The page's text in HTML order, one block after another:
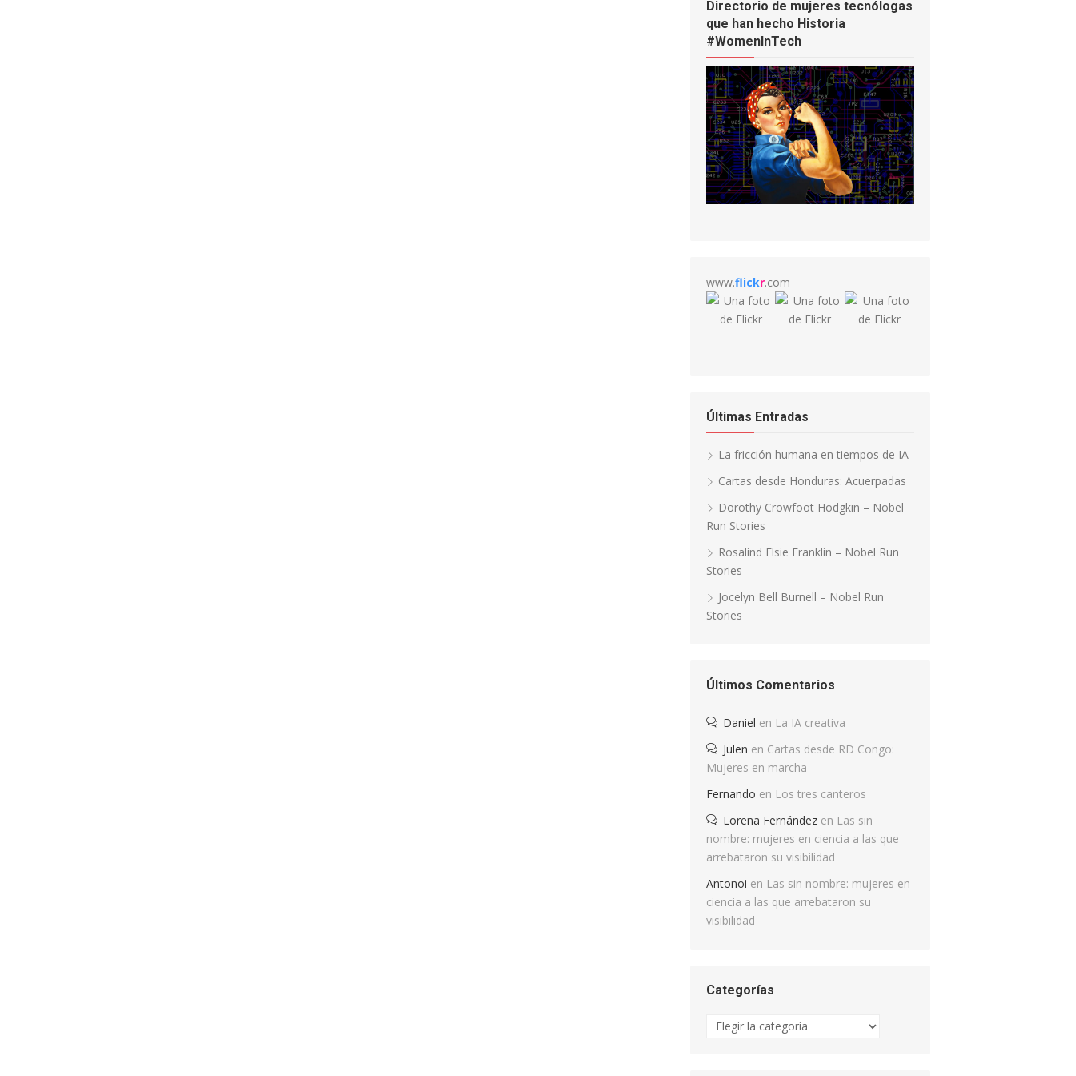
Directorio de mujeres tecnólogas
que han hecho Historia
#WomenInTech
www.flickr.com
Últimas Entradas
La fricción humana en tiempos de IA
Cartas desde Honduras: Acuerpadas
Dorothy Crowfoot Hodgkin – Nobel
Run Stories
Rosalind Elsie Franklin – Nobel Run
Stories
Jocelyn Bell Burnell – Nobel Run
Stories
Últimos Comentarios
Daniel en La IA creativa
Julen en Cartas desde RD Congo:
Mujeres en marcha
Fernando en Los tres canteros
Lorena Fernández en Las sin
nombre: mujeres en ciencia a las que
arrebataron su visibilidad
Antonoi en Las sin nombre: mujeres en
ciencia a las que arrebataron su
visibilidad
Categorías
Categorías